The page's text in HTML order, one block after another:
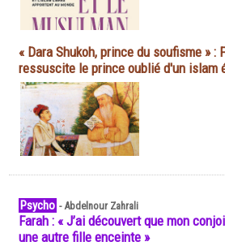
« Dara Shukoh, prince du soufisme » :
ressuscite le prince oublié d'un islam
Psycho -Abdelnour Zahrali
Farah : « J’ai découvert que mon
une autre fille enceinte »